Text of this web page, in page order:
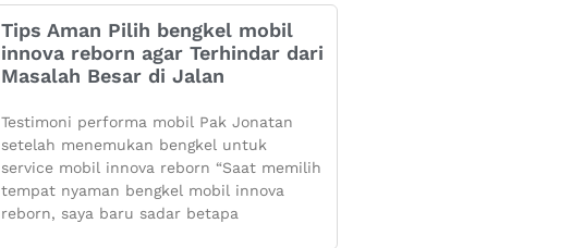
Tips Aman Pilih bengkel mobil
innova reborn agar Terhindar dari
Masalah Besar di Jalan
Testimoni performa mobil Pak Jonatan
setelah menemukan bengkel untuk
service mobil innova reborn “Saat memilih
tempat nyaman bengkel mobil innova
reborn, saya baru sadar betapa